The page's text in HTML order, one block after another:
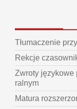
Tłumaczenie
Rekcje
Zwroty językowe
ralnym
Matura